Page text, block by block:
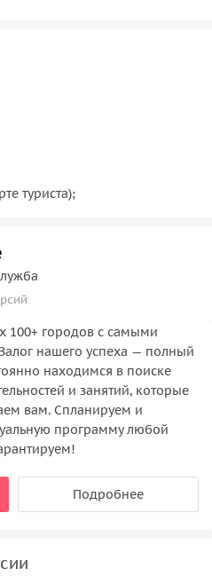
туриста);
100+ городов с самыми
нашего успеха — полный
находимся в поиске
и занятий, которые
вам. Спланируем и
программу любой
Подробнее